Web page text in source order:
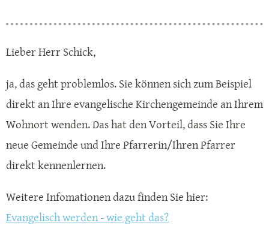
Lieber Herr Schick,
ja, das geht problemlos. Sie können sich zum Beispiel
direkt an Ihre evangelische Kirchengemeinde an Ihrem
Wohnort wenden. Das hat den Vorteil, dass Sie Ihre
neue Gemeinde und Ihre Pfarrerin/Ihren Pfarrer
direkt kennenlernen.
Weitere Infomationen dazu finden Sie hier:
Evangelisch werden - wie geht das?